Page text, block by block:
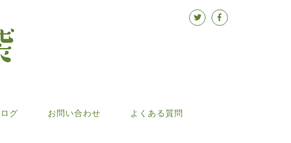
グ お問い合わせ よくある質問